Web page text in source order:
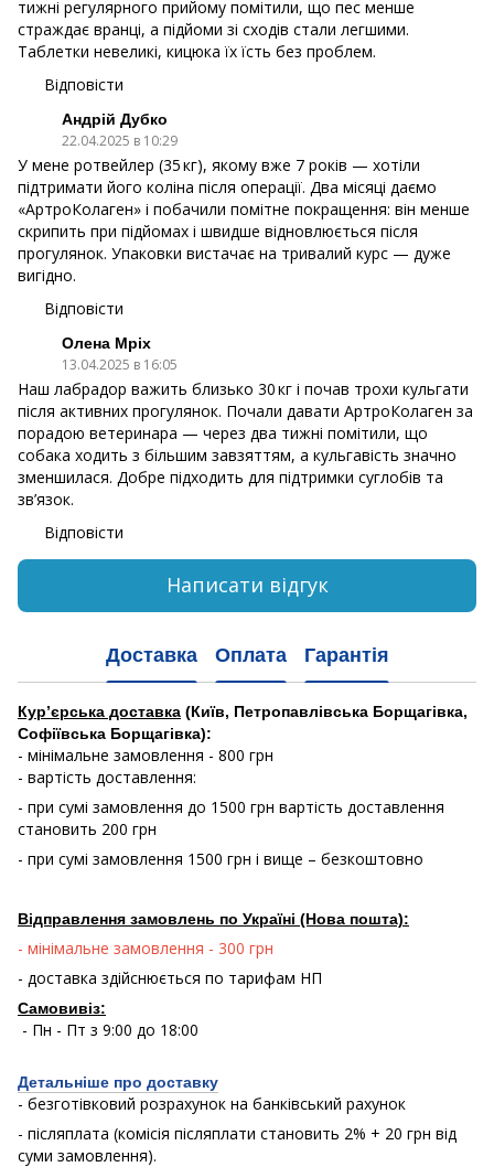
тижні регулярного прийому помітили, що пес менше
страждає вранці, а підйоми зі сходів стали легшими.
Таблетки невеликі, кицюка їх їсть без проблем.
Відповісти
Андрій Дубко
22.04.2025 в 10:29
У мене ротвейлер (35 кг), якому вже 7 років — хотіли
підтримати його коліна після операції. Два місяці даємо
«АртроКолаген» і побачили помітне покращення: він менше
скрипить при підйомах і швидше відновлюється після
прогулянок. Упаковки вистачає на тривалий курс — дуже
вигідно.
Відповісти
Олена Мріх
13.04.2025 в 16:05
Наш лабрадор важить близько 30 кг і почав трохи кульгати
після активних прогулянок. Почали давати АртроКолаген за
порадою ветеринара — через два тижні помітили, що
собака ходить з більшим завзяттям, а кульгавість значно
зменшилася. Добре підходить для підтримки суглобів та
зв’язок.
Відповісти
Написати відгук
Доставка Оплата Гарантія
Кур’єрська доставка (Київ, Петропавлівська Борщагівка,
Софіївська Борщагівка):
- мінімальне замовлення - 800 грн
- вартість доставлення:
- при сумі замовлення до 1500 грн вартість доставлення
становить 200 грн
- при сумі замовлення 1500 грн і вище – безкоштовно
Відправлення замовлень по Україні (Нова пошта):
- мінімальне замовлення - 300 грн
- доставка здійснюється по тарифам НП
Самовивіз:
- Пн - Пт з 9:00 до 18:00
Детальніше про доставку
- безготівковий розрахунок на банківський рахунок
- післяплата (комісія післяплати становить 2% + 20 грн від
суми замовлення).